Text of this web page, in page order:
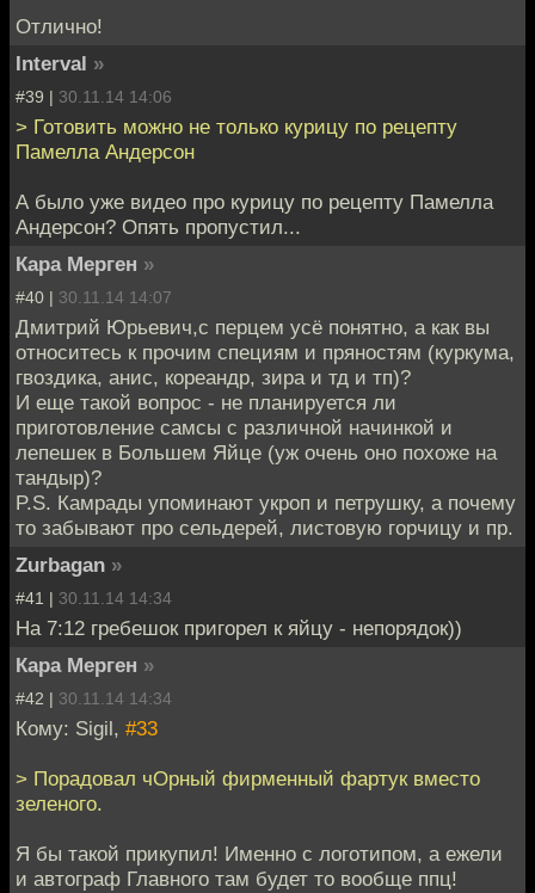
Отлично!
Interval »
#39 | 30.11.14 14:06
> Готовить можно не только курицу по рецепту
Памелла Андерсон
А было уже видео про курицу по рецепту Памелла
Андерсон? Опять пропустил...
Кара Мерген »
#40 | 30.11.14 14:07
Дмитрий Юрьевич,с перцем усё понятно, а как вы
относитесь к прочим специям и пряностям (куркума,
гвоздика, анис, кореандр, зира и тд и тп)?
И еще такой вопрос - не планируется ли
приготовление самсы с различной начинкой и
лепешек в Большем Яйце (уж очень оно похоже на
тандыр)?
P.S. Камрады упоминают укроп и петрушку, а почему
то забывают про сельдерей, листовую горчицу и пр.
Zurbagan »
#41 | 30.11.14 14:34
На 7:12 гребешок пригорел к яйцу - непорядок))
Кара Мерген »
#42 | 30.11.14 14:34
Кому: Sigil, #33
> Порадовал чОрный фирменный фартук вместо
зеленого.
Я бы такой прикупил! Именно с логотипом, а ежели
и автограф Главного там будет то вообще ппц!